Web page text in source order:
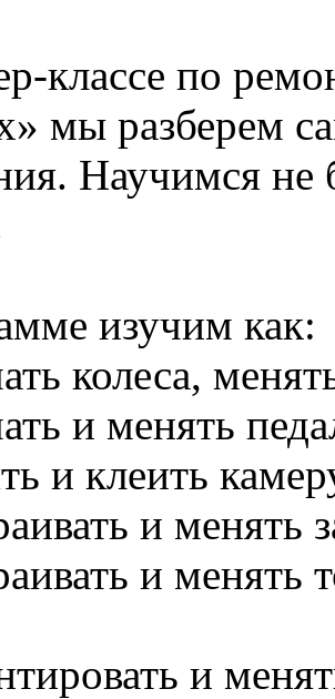
классе по
мы разберем
Научимся не
изучим как:
колеса,
и менять
и клеить
и менять
и менять
и